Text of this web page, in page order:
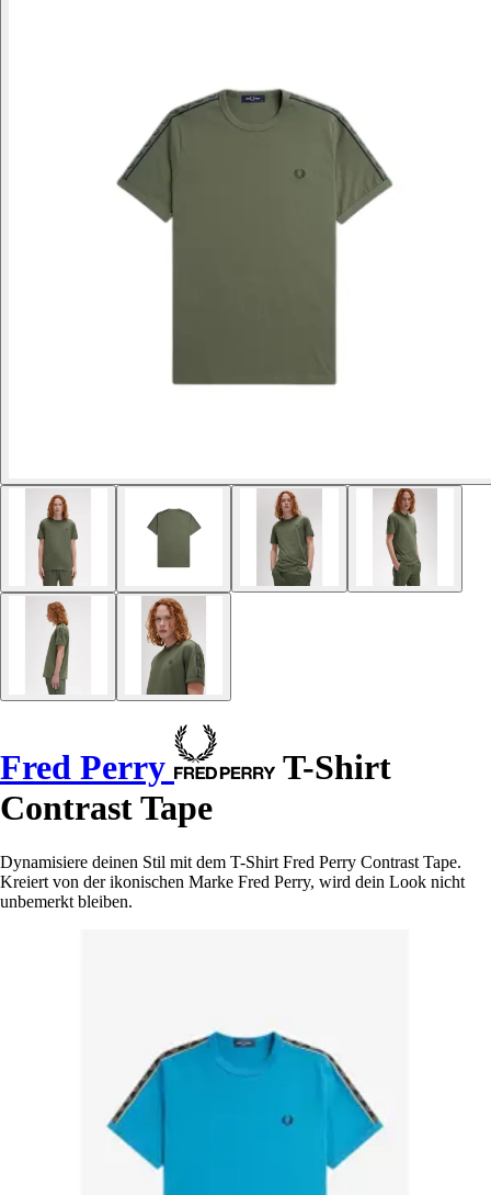
Fred Perry
T-Shirt
Contrast Tape
Dynamisiere deinen Stil mit dem T-Shirt Fred Perry Contrast Tape.
Kreiert von der ikonischen Marke Fred Perry, wird dein Look nicht
unbemerkt bleiben.